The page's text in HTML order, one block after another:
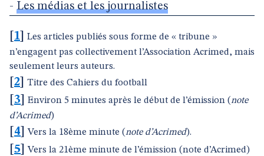
- Les médias et les journalistes
1
Les articles publiés sous forme de « tribune »
n’engagent pas collectivement l’Association Acrimed, mais
seulement leurs auteurs.
2 Titre des Cahiers du football
3 Environ 5 minutes après le début de l’émission (note
d’Acrimed)
4 ]Vers la 18ème minute (note d’Acrimed).
5 ]Vers la 21ème minute de l’émission (note d’Acrimed)